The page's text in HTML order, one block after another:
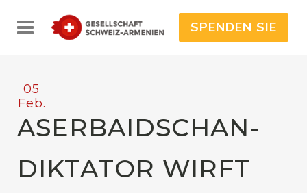
SPENDEN SIE
05
Feb.
ASERBAIDSCHAN-
DIKTATOR WIRFT